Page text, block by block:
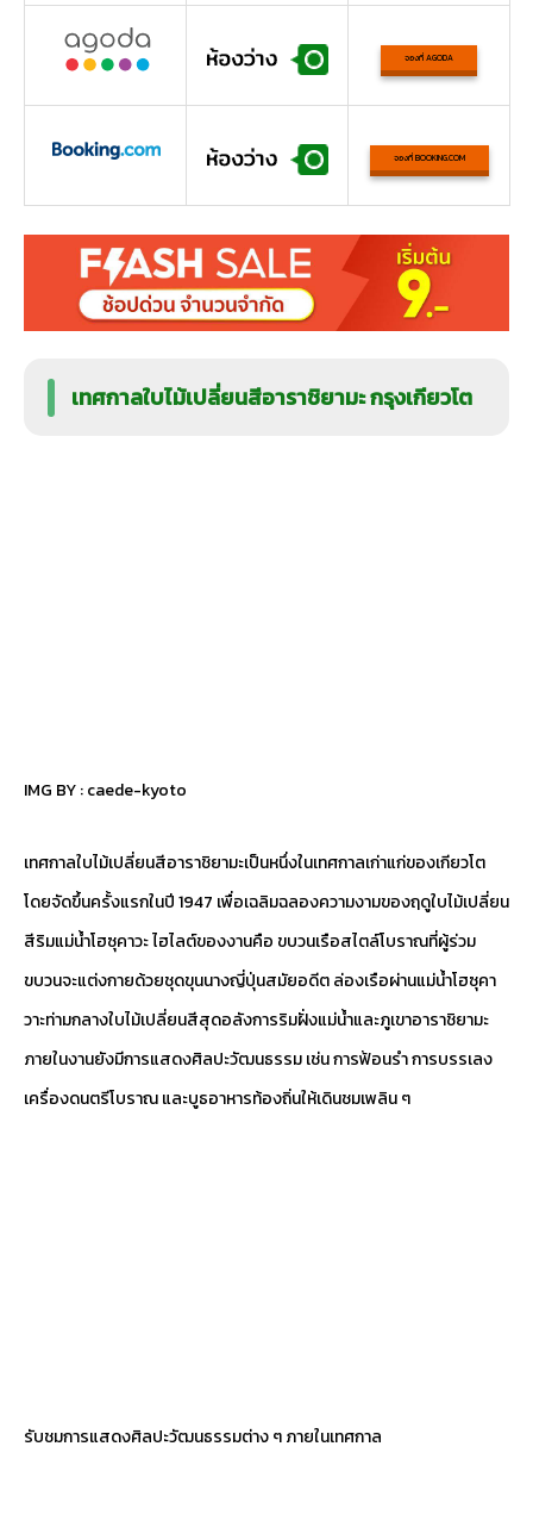
จองที่ AGODA
จองที่ BOOKING.COM
เทศกาลใบไม้เปลี่ยนสีอาราชิยามะ กรุงเกียวโต
IMG BY :caede-kyoto
เทศกาลใบไม้เปลี่ยนสีอาราชิยามะเป็นหนึ่งในเทศกาลเก่าแก่ของเกียวโต
โดยจัดขึ้นครั้งแรกในปี 1947 เพื่อเฉลิมฉลองความงามของฤดูใบไม้เปลี่ยน
สีริมแม่น้ำโฮซุคาวะ ไฮไลต์ของงานคือ ขบวนเรือสไตล์โบราณที่ผู้ร่วม
ขบวนจะแต่งกายด้วยชุดขุนนางญี่ปุ่นสมัยอดีต ล่องเรือผ่านแม่น้ำโฮซุคา
วาะท่ามกลางใบไม้เปลี่ยนสีสุดอลังการริมฝั่งแม่น้ำและภูเขาอาราชิยามะ
ภายในงานยังมีการแสดงศิลปะวัฒนธรรม เช่น การฟ้อนรำ การบรรเลง
เครื่องดนตรีโบราณ และบูธอาหารท้องถิ่นให้เดินชมเพลิน ๆ
รับชมการแสดงศิลปะวัฒนธรรมต่าง ๆ ภายในเทศกาล